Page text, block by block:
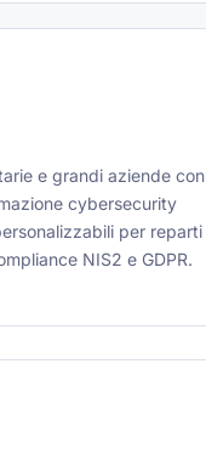
e grandi aziende con
cybersecurity
per reparti
NIS2 e GDPR.